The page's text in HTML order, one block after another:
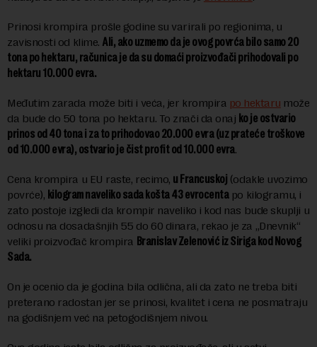
Prinosi krompira prošle godine su varirali po regionima, u
zavisnosti od klime. Ali, ako uzmemo da je ovog povrća bilo samo 20
tona po hektaru, računica je da su domaći proizvođači prihodovali po
hektaru 10.000 evra.
Međutim zarada može biti i veća, jer krompira po hektaru može
da bude do 50 tona po hektaru. To znači da onaj ko je ostvario
prinos od 40 tona i za to prihodovao 20.000 evra (uz prateće troškove
od 10.000 evra), ostvario je čist profit od 10.000 evra.
Cena krompira u EU raste, recimo, u Francuskoj (odakle uvozimo
povrće), kilogram naveliko sada košta 43 evrocentapo kilogramu, i
zato postoje izgledi da krompir naveliko i kod nas bude skuplji u
odnosu na dosadašnjih 55 do 60 dinara, rekao je za „Dnevnik“
veliki proizvođač krompira Branislav Zelenović iz Siriga kod Novog
Sada.
On je ocenio da je godina bila odlična, ali da zato ne treba biti
preterano radostan jer se prinosi, kvalitet i cena ne posmatraju
na godišnjem već na petogodišnjem nivou.